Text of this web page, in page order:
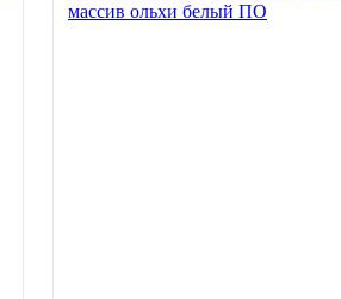
массив ольхи белый ПО